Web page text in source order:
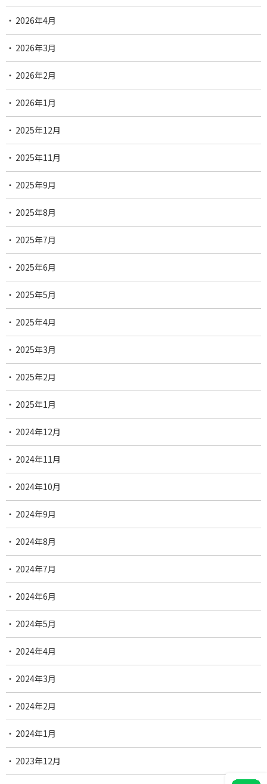
2026年4月
2026年3月
2026年2月
2026年1月
2025年12月
2025年11月
2025年9月
2025年8月
2025年7月
2025年6月
2025年5月
2025年4月
2025年3月
2025年2月
2025年1月
2024年12月
2024年11月
2024年10月
2024年9月
2024年8月
2024年7月
2024年6月
2024年5月
2024年4月
2024年3月
2024年2月
2024年1月
2023年12月